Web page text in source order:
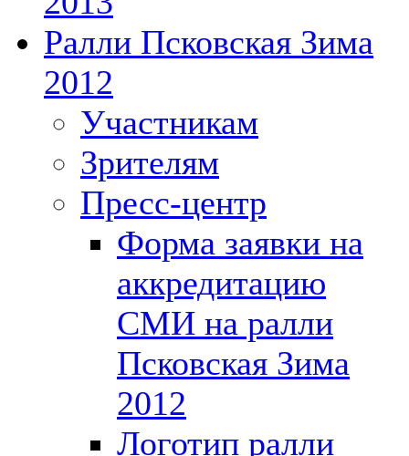
Ралли Псковская Зима
2012
Участникам
Зрителям
Пресс-центр
Форма заявки на
аккредитацию
СМИ на ралли
Псковская Зима
2012
Логотип ралли